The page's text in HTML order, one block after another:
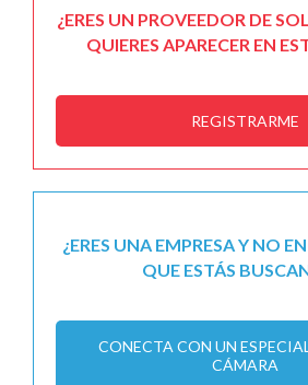
¿ERES UN PROVEEDOR DE
QUIERES APARECER EN
REGISTRARME
¿ERES UNA EMPRESA Y NO
QUE ESTÁS
CONECTA CON UN
CÁMARA